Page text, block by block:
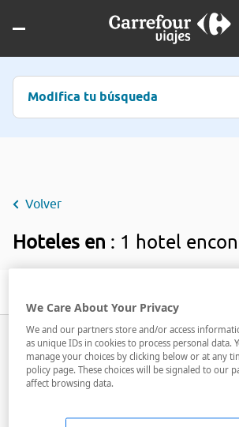
Modifica tu búsqueda
Volver
Hoteles en : 1 hotel
We Care About Your Privacy
We and our partners store and/or access
as unique IDs in cookies to process personal data.
manage your choices by clicking below or at any
policy page. These choices will be signaled to our
affect browsing data.